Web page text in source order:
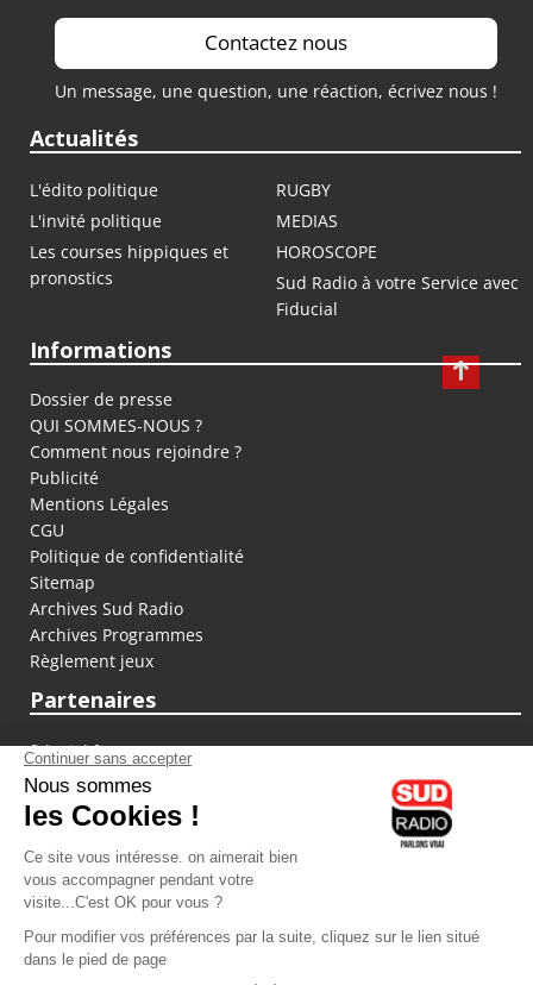
Contactez nous
Un message, une question, une réaction, écrivez nous !
Actualités
L'édito politique
RUGBY
L'invité politique
MEDIAS
Les courses hippiques et
pronostics
HOROSCOPE
Sud Radio à votre Service avec
Fiducial
Informations
Dossier de presse
QUI SOMMES-NOUS ?
Comment nous rejoindre ?
Publicité
Mentions Légales
CGU
Politique de confidentialité
Sitemap
Archives Sud Radio
Archives Programmes
Règlement jeux
Partenaires
fiducial.fr
lyoncapitale.fr
olympique-et-lyonnais.com
L'application Iphone / Android
Téléchargez l'application